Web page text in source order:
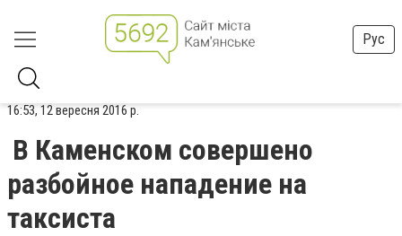
Рус
16:53, 12 вересня 2016 р.
В Каменском совершено
разбойное нападение на
таксиста